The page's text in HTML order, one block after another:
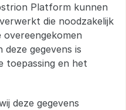
Platform kunnen
die noodzakelijk
deze gegevens is
toepassing en het
deze gegevens